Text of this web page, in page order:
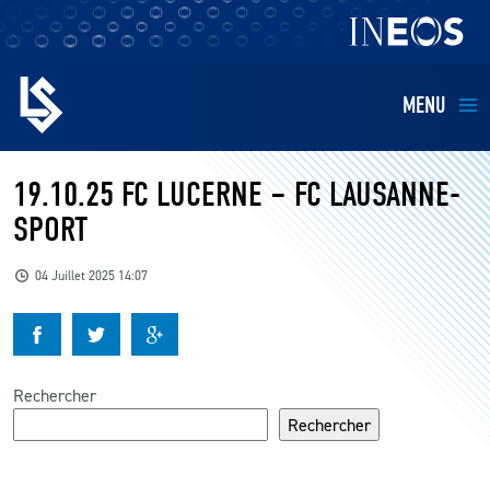
MENU
EQUIPES
BILLETTERIE
KIDS
19.10.25 FC LUCERNE – FC LAUSANNE-
SPORT
04 Juillet 2025 14:07
Rechercher
Rechercher